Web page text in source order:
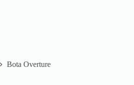
Bota Overture